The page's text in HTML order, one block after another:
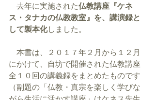
去年に実施された仏教講座『ケネ
ス・タナカの仏教教室』を、講演録と
して製本化しました。
本書は、２０１７年２月から１２月
にかけて、自坊で開催された仏教講座
全１０回の講義録をまとめたものです
（副題の「仏教・真宗を楽しく学びな